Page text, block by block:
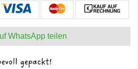
WhatsApp teilen